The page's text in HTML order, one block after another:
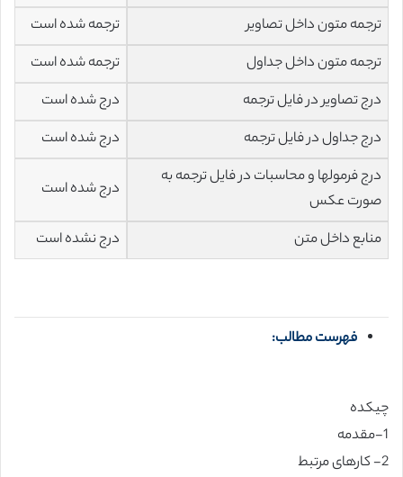
ترجمه متون داخل تصاویر
ترجمه شده است
ترجمه متون داخل جداول
ترجمه شده است
درج تصاویر در فایل ترجمه
درج شده است
درج جداول در فایل ترجمه
درج شده است
درج فرمولها و محاسبات در فایل ترجمه به
صورت عکس
درج شده است
منابع داخل متن درج نشده است
فهرست مطالب:
چیکده
1-مقدمه
2- کارهای مرتبط